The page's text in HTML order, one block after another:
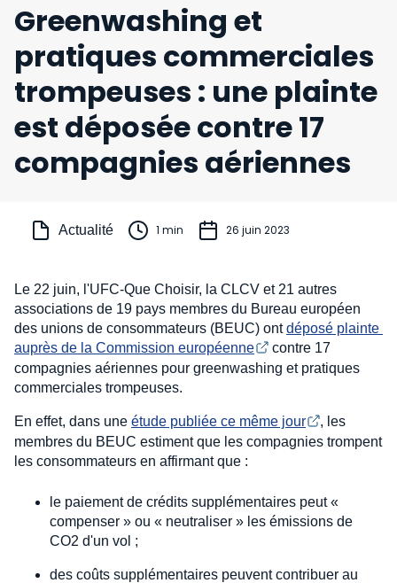
Greenwashing et
pratiques commerciales
trompeuses : une plainte
est déposée contre 17
compagnies aériennes
Actualité 1 min 26 juin 2023
Le 22 juin, l'UFC-Que Choisir, la CLCV et 21 autres
associations de 19 pays membres du Bureau européen
des unions de consommateurs (BEUC) ontdéposé plainte
auprès de la Commission européenne
contre 17
compagnies aériennes pour greenwashing et pratiques
commerciales trompeuses.
En effet, dans une étude publiée ce même jour
, les
membres du BEUC estiment que les compagnies trompent
les consommateurs en affirmant que :
le paiement de crédits supplémentaires peut «
compenser » ou « neutraliser » les émissions de
CO2 d'un vol ;
des coûts supplémentaires peuvent contribuer au